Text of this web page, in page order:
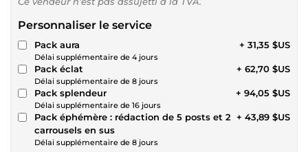
Personnaliser le service
Pack aura
Délai supplémentaire de 4 jours
+ 31,35 $US
Pack éclat
Délai supplémentaire de 8 jours
+ 62,70 $US
Pack splendeur
Délai supplémentaire de 16 jours
+ 94,05 $US
Pack éphémère : rédaction de 5 posts et 2
carrousels en sus
Délai supplémentaire de 8 jours
+ 43,89 $US